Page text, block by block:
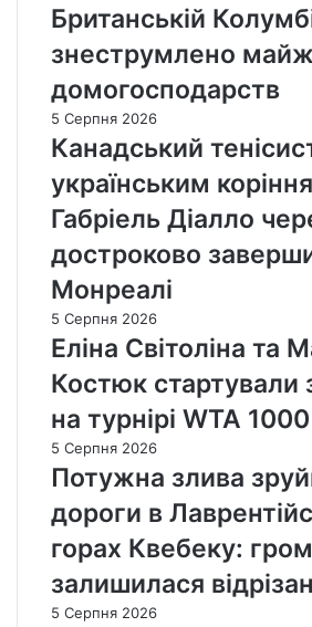
Британській
знеструмлено
домогосподарств
5 Серпня 2026
Канадський
українським
Габріель Діалло
достроково
Монреалі
5 Серпня 2026
Еліна Світоліна та
Костюк стартували
на турнірі WTA
5 Серпня 2026
Потужна злива
дороги в
горах Квебеку:
залишилася
5 Серпня 2026